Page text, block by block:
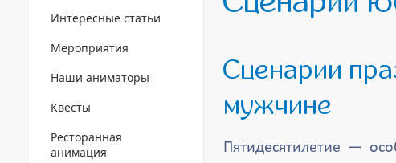
Интересные статьи
Мероприятия
Наши аниматоры
Квесты
Ресторанная
анимация
Сценарии празднования юбилея 50 лет
мужчине
Пятидесятилетие —